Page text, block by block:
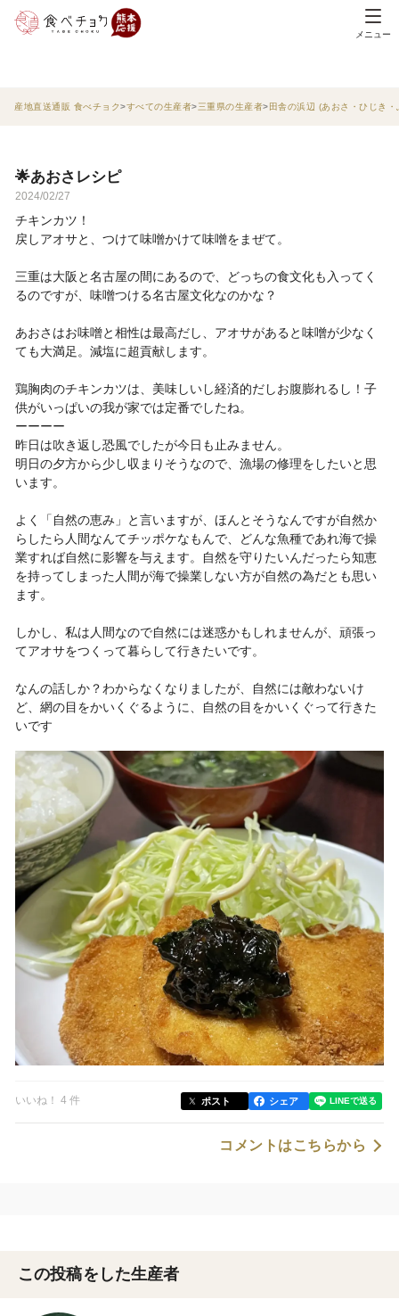
メニュー
産地直送通販 食べチョク すべての生産者 三重県の生産者 田舎の浜辺 (あおさ・ひじき
🌟あおさレシピ
2024/02/27
チキンカツ！
戻しアオサと、つけて味噌かけて味噌をまぜて。
三重は大阪と名古屋の間にあるので、どっちの食文化も入ってく
るのですが、味噌つける名古屋文化なのかな？
あおさはお味噌と相性は最高だし、アオサがあると味噌が少なく
ても大満足。減塩に超貢献します。
鶏胸肉のチキンカツは、美味しいし経済的だしお腹膨れるし！子
供がいっぱいの我が家では定番でしたね。
ーーーー
昨日は吹き返し恐風でしたが今日も止みません。
明日の夕方から少し収まりそうなので、漁場の修理をしたいと思
います。
よく「自然の恵み」と言いますが、ほんとそうなんですが自然か
らしたら人間なんてチッポケなもんで、どんな魚種であれ海で操
業すれば自然に影響を与えます。自然を守りたいんだったら知恵
を持ってしまった人間が海で操業しない方が自然の為だとも思い
ます。
しかし、私は人間なので自然には迷惑かもしれませんが、頑張っ
てアオサをつくって暮らして行きたいです。
なんの話しか？わからなくなりましたが、自然には敵わないけ
ど、網の目をかいくぐるように、自然の目をかいくぐって行きた
いです
いいね！ 4 件 ポスト シェア
コメントはこちらから
この投稿をした生産者